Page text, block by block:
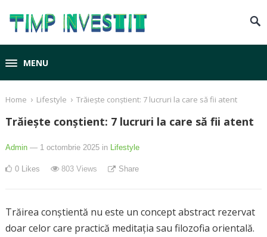
MENU
Home › Lifestyle › Trăiește conștient: 7 lucruri la care să fii atent
Trăiește conștient: 7 lucruri la care să fii atent
Admin — 1 octombrie 2025 in Lifestyle
0 Likes 803Views Share
Trăirea conștientă nu este un concept abstract rezervat
doar celor care practică meditația sau filozofia orientală.